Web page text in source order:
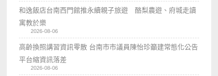
和逸飯店台南西門館推永續親子旅遊 酪梨農遊、府城走讀
寓教於樂
2026-08-06
高齡換照講習資訊零散 台南市市議員陳怡珍籲建常態化公告
平台縮資訊落差
2026-08-06